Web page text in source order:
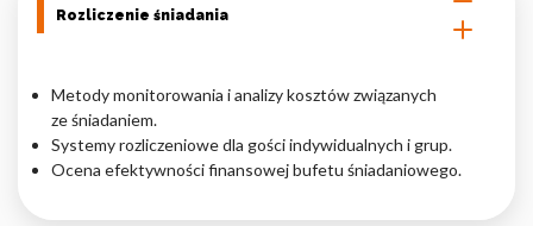
Rozliczenie śniadania
Metody monitorowania i analizy kosztów związanych
ze śniadaniem.
Systemy rozliczeniowe dla gości indywidualnych i grup.
Ocena efektywności finansowej bufetu śniadaniowego.